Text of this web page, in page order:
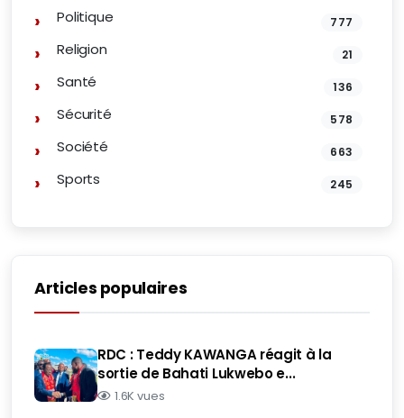
Politique 777
Religion 21
Santé 136
Sécurité 578
Société 663
Sports 245
Articles populaires
RDC : Teddy KAWANGA réagit à la
sortie de Bahati Lukwebo e...
1.6K vues